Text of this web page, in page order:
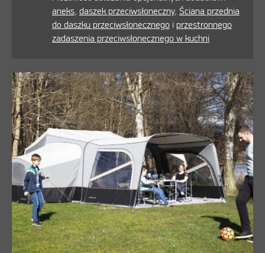
aneks, daszek przeciwsłoneczny, Ściana przednia
do daszku przeciwsłonecznegoi przestronnego
zadaszenia przeciwsłonecznego w kuchni